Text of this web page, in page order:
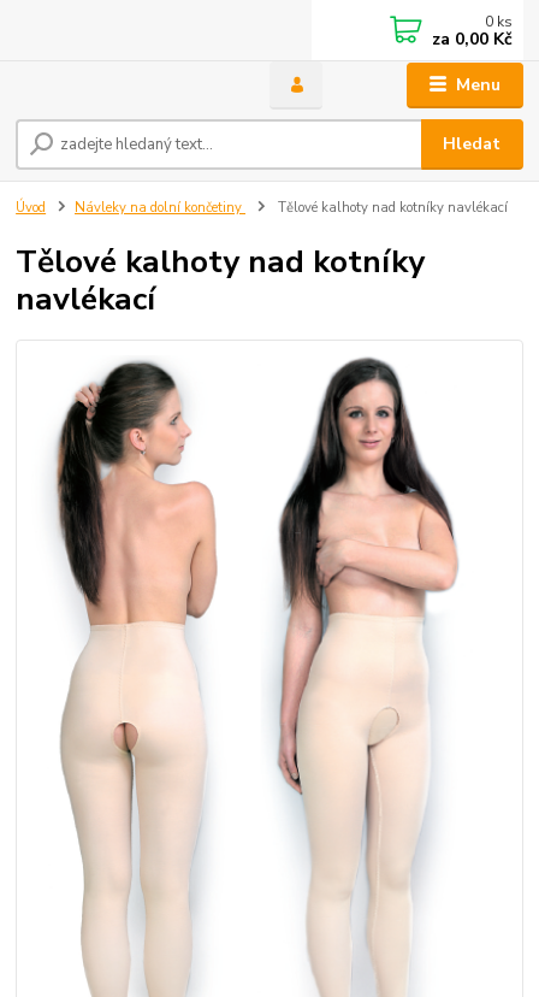
Menu
Hledat
0 ks
za 0,00 Kč
Úvod Návleky na dolní končetiny Tělové kalhoty nad kotníky navlékací
Tělové kalhoty nad kotníky
navlékací